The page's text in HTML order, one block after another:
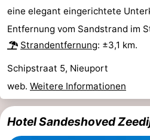
eine elegant eingerichtete
Entfernung vom Sandstrand im
Strandentfernung: ±3,1 km.
Schipstraat 5, Nieuport
web. Weitere Informationen
Hotel Sandeshoved